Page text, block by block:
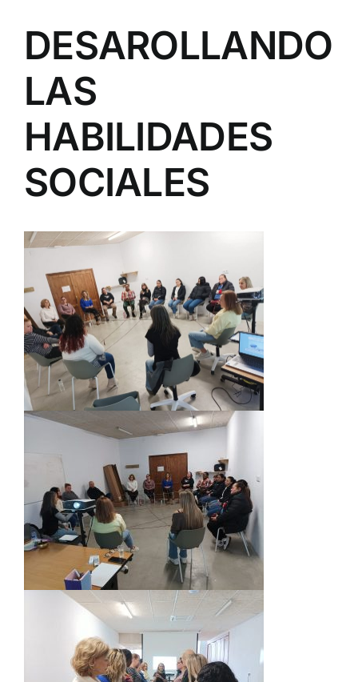
DESAROLLANDO
LAS
HABILIDADES
SOCIALES